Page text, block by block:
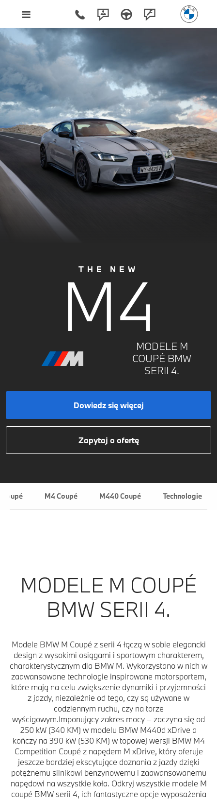
THE NEW
M4MODELE M
COUPÉ BMW
SERII 4.
Dowiedz się więcej
Zapytaj o ofertę
M4 Coupé M440 Coupé Technologie
MODELE M COUPÉ
BMW SERII 4.
Modele BMW M Coupé z serii 4 łączą w sobie elegancki
design z wysokimi osiągami i sportowym charakterem,
charakterystycznym dla BMW M. Wykorzystano w nich w
zaawansowane technologie inspirowane motorsportem,
które mają na celu zwiększenie dynamiki i przyjemności
z jazdy, niezależnie od tego, czy są używane w
codziennym ruchu, czy na torze
wyścigowym.Imponujący zakres mocy – zaczyna się od
250 kW (340 KM) w modelu BMW M440d xDrive a
kończy na 390 kW (530 KM) w topowej wersji BMW M4
Competition Coupé z napędem M xDrive, który oferuje
jeszcze bardziej ekscytujące doznania z jazdy dzięki
potężnemu silnikowi benzynowemu i zaawansowanemu
napędowi na wszystkie koła. Odkryj wszystkie modele M
coupé BMW serii 4, ich fantastyczne opcje wyposażenia